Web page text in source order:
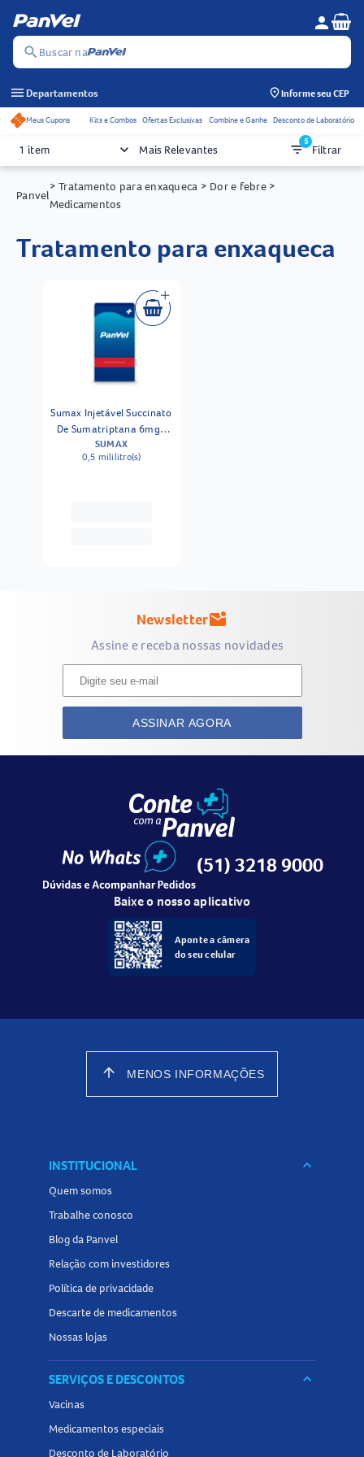
search Buscar na
Menu do
person
menu Departamentos Informe seu CEP
Acessos rápidos do cabeçalho
Meus Cupons Kits e Combos Ofertas Exclusivas Combine e Ganhe Desconto de Laboratório
1 item keyboard_arrow_down Mais Relevantes filter_list5
Filtrar
Panvel
> Tratamento para enxaqueca > Dor e febre>
Medicamentos
tratamento para enxaqueca
Sumax Injetável Succinato
De Sumatriptana 6mg1
Ampola
SUMAX
0,5 mililitro(s)
Newslettermark_email_unread
Assine e receba nossas novidades
ASSINAR AGORA
(51) 3218 9000
Baixe o nosso aplicativo
Aponte a câmera
do seu celular
arrow_upward MENOS INFORMAÇÕES
INSTITUCIONAL keyboard_arrow_down
Quem somos
Trabalhe conosco
Blog da Panvel
Relação com investidores
Política de privacidade
Descarte de medicamentos
Nossas lojas
SERVIÇOS E DESCONTOS keyboard_arrow_down
Vacinas
Medicamentos especiais
Desconto de Laboratório